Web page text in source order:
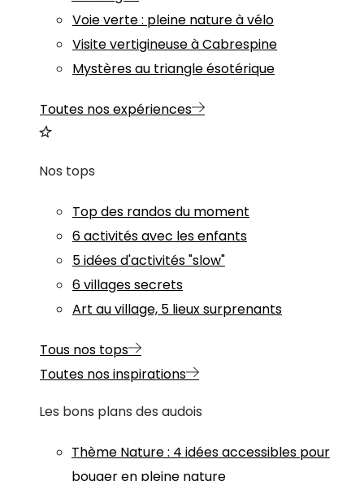
Voie verte : pleine nature à vélo
Visite vertigineuse à Cabrespine
Mystères au triangle ésotérique
Toutes nos expériences
Nos tops
Top des randos du moment
6 activités avec les enfants
5 idées d'activités "slow"
6 villages secrets
Art au village, 5 lieux surprenants
Tous nos tops
Toutes nos inspirations
Les bons plans des audois
Thème Nature: 4 idées accessibles pour
bouger en pleine nature